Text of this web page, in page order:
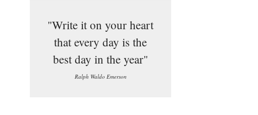
"Write it on your heart
that every day is the
best day in the year"
Ralph Waldo Emerson